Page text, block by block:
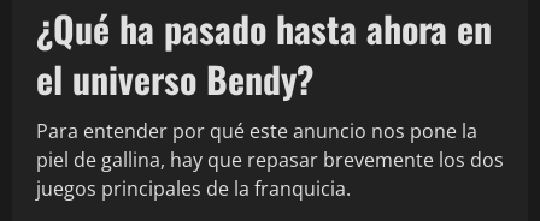
¿Qué ha pasado hasta ahora en
el universo Bendy?
Para entender por qué este anuncio nos pone la
piel de gallina, hay que repasar brevemente los dos
juegos principales de la franquicia.